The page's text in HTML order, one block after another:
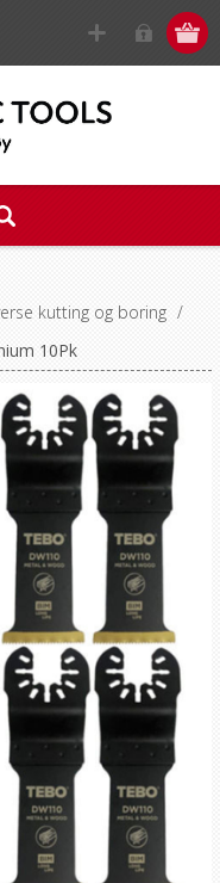
kutting og boring /
10Pk